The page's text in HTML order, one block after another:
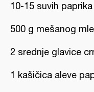
10-15 suvih paprika
500 g mešanog
2 srednje glavice
1 kašičica aleve